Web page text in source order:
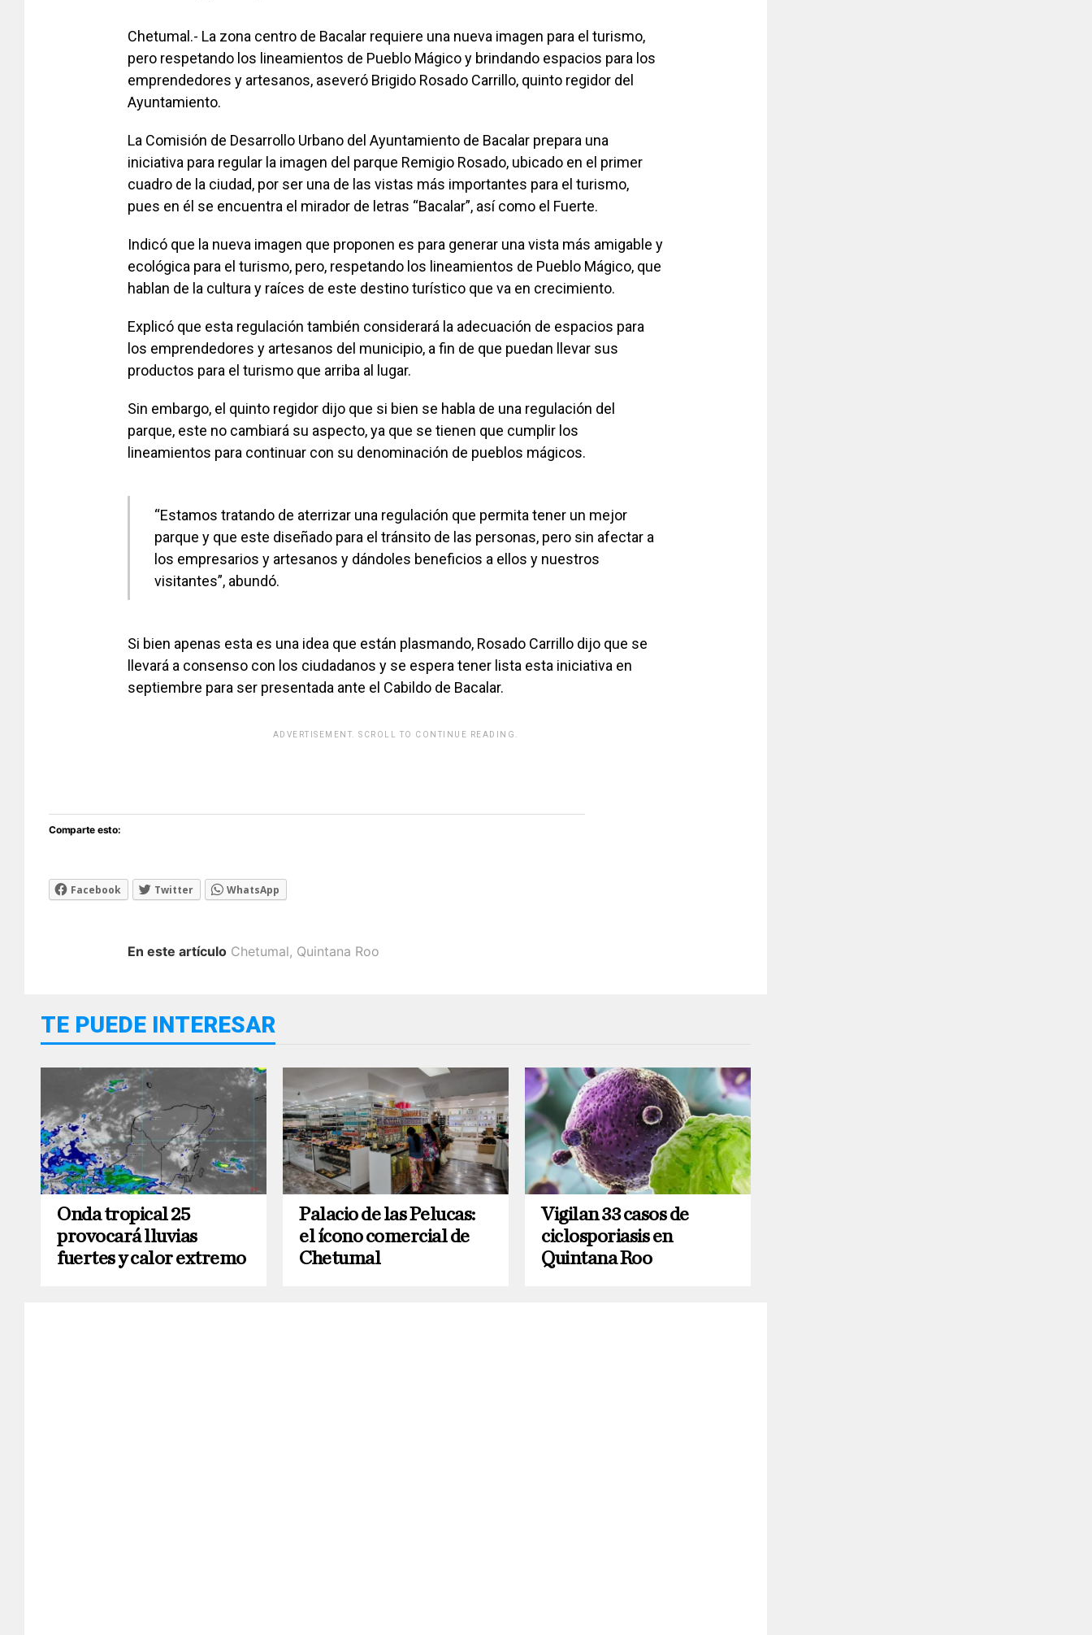
Chetumal.- La zona centro de Bacalar requiere una nueva imagen para el turismo,
pero respetando los lineamientos de Pueblo Mágico y brindando espacios para los
emprendedores y artesanos, aseveró Brigido Rosado Carrillo, quinto regidor del
Ayuntamiento.
La Comisión de Desarrollo Urbano del Ayuntamiento de Bacalar prepara una
iniciativa para regular la imagen del parque Remigio Rosado, ubicado en el primer
cuadro de la ciudad, por ser una de las vistas más importantes para el turismo,
pues en él se encuentra el mirador de letras “Bacalar”, así como el Fuerte.
Indicó que la nueva imagen que proponen es para generar una vista más amigable y
ecológica para el turismo, pero, respetando los lineamientos de Pueblo Mágico, que
hablan de la cultura y raíces de este destino turístico que va en crecimiento.
Explicó que esta regulación también considerará la adecuación de espacios para
los emprendedores y artesanos del municipio, a fin de que puedan llevar sus
productos para el turismo que arriba al lugar.
Sin embargo, el quinto regidor dijo que si bien se habla de una regulación del
parque, este no cambiará su aspecto, ya que se tienen que cumplir los
lineamientos para continuar con su denominación de pueblos mágicos.
“Estamos tratando de aterrizar una regulación que permita tener un mejor
parque y que este diseñado para el tránsito de las personas, pero sin afectar a
los empresarios y artesanos y dándoles beneficios a ellos y nuestros
visitantes”, abundó.
Si bien apenas esta es una idea que están plasmando, Rosado Carrillo dijo que se
llevará a consenso con los ciudadanos y se espera tener lista esta iniciativa en
septiembre para ser presentada ante el Cabildo de Bacalar.
ADVERTISEMENT. SCROLL TO CONTINUE READING.
Comparte esto:
Facebook Twitter WhatsApp
En este artículo Chetumal, Quintana Roo
TE PUEDE INTERESAR
Onda tropical 25
provocará lluvias
fuertes y calor extremo
Palacio de las Pelucas:
el ícono comercial de
Chetumal
Vigilan 33 casos de
ciclosporiasis en
Quintana Roo